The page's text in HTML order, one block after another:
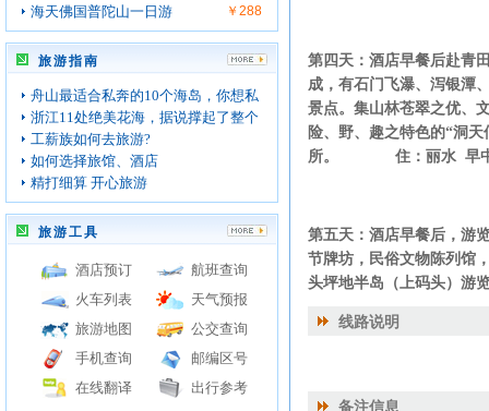
海天佛国普陀山一日游 ￥288
旅游指南
舟山最适合私奔的10个海岛，你想私
浙江11处绝美花海，据说撑起了整个
工薪族如何去旅游?
如何选择旅馆、酒店
精打细算 开心旅游
旅游工具
酒店预订
航班查询
火车列表
天气预报
旅游地图
公交查询
手机查询
邮编区号
在线翻译
出行参考
第四天：酒店早餐后赴青
成，有石门飞瀑、泻银潭
景点。集山林苍翠之优、
险、野、趣之特色的“洞
所。 住：丽水 早中
第五天：酒店早餐后，游
节牌坊，民俗文物陈列馆
头坪地半岛（上码头）
线路说明
备注信息